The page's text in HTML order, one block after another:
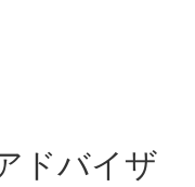
ドバイザ